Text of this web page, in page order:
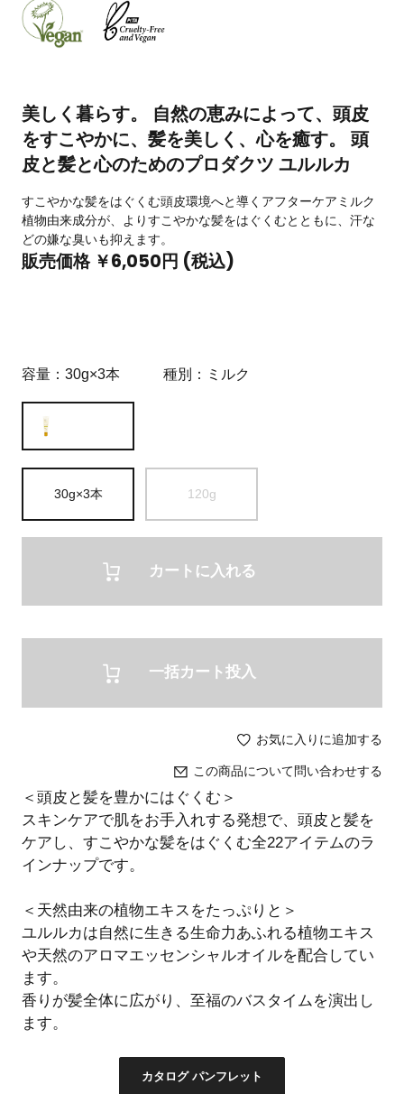
美しく暮らす。 自然の恵みによって、頭皮
をすこやかに、髪を美しく、心を癒す。 頭
皮と髪と心のためのプロダクツ ユルルカ
すこやかな髪をはぐくむ頭皮環境へと導くアフターケアミルク
植物由来成分が、よりすこやかな髪をはぐくむとともに、汗な
どの嫌な臭いも抑えます。
販売価格 ￥6,050円 (税込)
容量 30g×3本 種別 ミルク
30g×3本 120g
カートに入れる
一括カート投入
お気に入りに追加する
この商品について問い合わせする
＜頭皮と髪を豊かにはぐくむ＞
スキンケアで肌をお手入れする発想で、頭皮と髪を
ケアし、すこやかな髪をはぐくむ全22アイテムのラ
インナップです。
＜天然由来の植物エキスをたっぷりと＞
ユルルカは自然に生きる生命力あふれる植物エキス
や天然のアロマエッセンシャルオイルを配合してい
ます。
香りが髪全体に広がり、至福のバスタイムを演出し
ます。
カタログ パンフレット